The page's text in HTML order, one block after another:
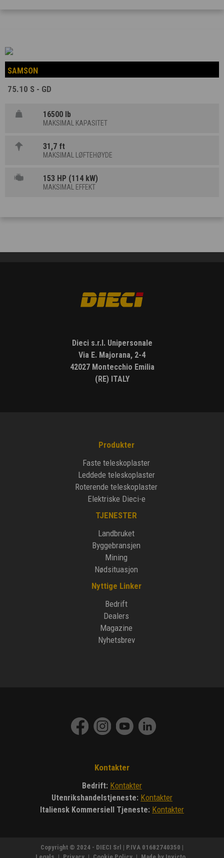
SAMSON
75.10 S - GD
16500 lb
MAKSIMAL KAPASITET
31,7 ft
MAKSIMAL LØFTEHØYDE
153 HP (114 kW)
MAKSIMAL EFFEKT
Dieci s.r.l. Unipersonale
Via E. Majorana, 2-4
42027 Montecchio Emilia
(RE) ITALY
Produkter
Faste teleskoplaster
Leddede teleskoplaster
Roterende teleskoplaster
Elektriske Dieci-e
TJENESTER
Landbruket
Byggebransjen
Mining
Nødsituasjon
Nyttige Linker
Bedrift
Dealers
Magazine
Nyhetsbrev
Kontakter
Bedrift: Kontakter
Utenrikshandelstjeneste: Kontakter
Italiensk Kommersiell Tjeneste: Kontakter
Copyright © 2024 - DIECI Srl | P.IVA 01682740350 |